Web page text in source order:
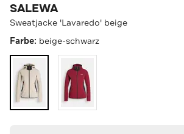
SALEWA
Sweatjacke 'Lavaredo' beige
Farbe: beige-schwarz